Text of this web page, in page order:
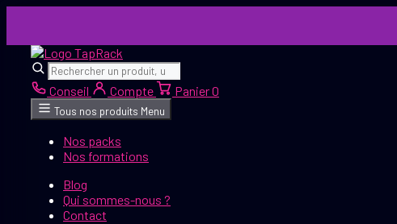
contenu
Rechercher Rechercher
Conseil Compte Panier0
Tous nos produits Menu
Nos packs
Nos formations
Blog
Qui sommes-nous ?
Contact